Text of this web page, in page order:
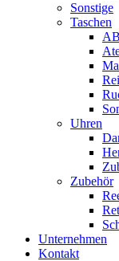
Sonstige
Taschen
Uhren
Zubehör
Unternehmen
Kontakt